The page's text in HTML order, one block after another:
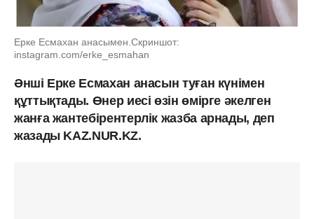
Ерке Есмахан анасымен.Скриншот:
instagram.com/erke_esmahan
Әнші Ерке Есмахан анасын туған күнімен
құттықтады. Өнер иесі өзін өмірге әкелген
жанға жантебірентерлік жазба арнады, деп
жазады KAZ.NUR.KZ.